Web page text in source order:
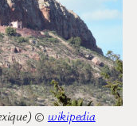
© wikipedia